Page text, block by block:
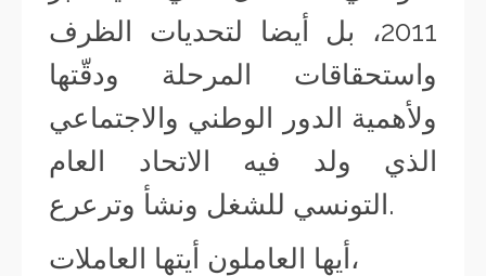
2011، بل أيضا لتحديات الظرف
واستحقاقات المرحلة ودقّتها
ولأهمية الدور الوطني والاجتماعي
الذي ولد فيه الاتحاد العام
التونسي للشغل ونشأ وترعرع.
أيها العاملون أيتها العاملات،